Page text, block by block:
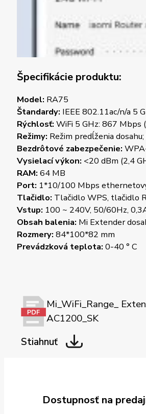
Špecifikácie produktu:
Model: RA75
Štandardy: IEEE 802.11ac/n/a 5
Rýchlosť: WiFi 5 GHz: 867 Mbps
Režimy: Režim predĺženia
Bezdrôtové zabezpečenie:
Vysielací výkon: <20 dBm (2,4
RAM: 64 MB
Port: 1*10/100 Mbps
Tlačidlo: Tlačidlo WPS, tlačidlo
Vstup: 100 ~ 240V, 50/60Hz,
Obsah balenia: Mi Extender
Rozmery: 84*100*82 mm
Prevádzková teplota: 0-40 ° C
Mi_WiFi_Range_
AC1200_SK
Stiahnuť
Dostupnosť na